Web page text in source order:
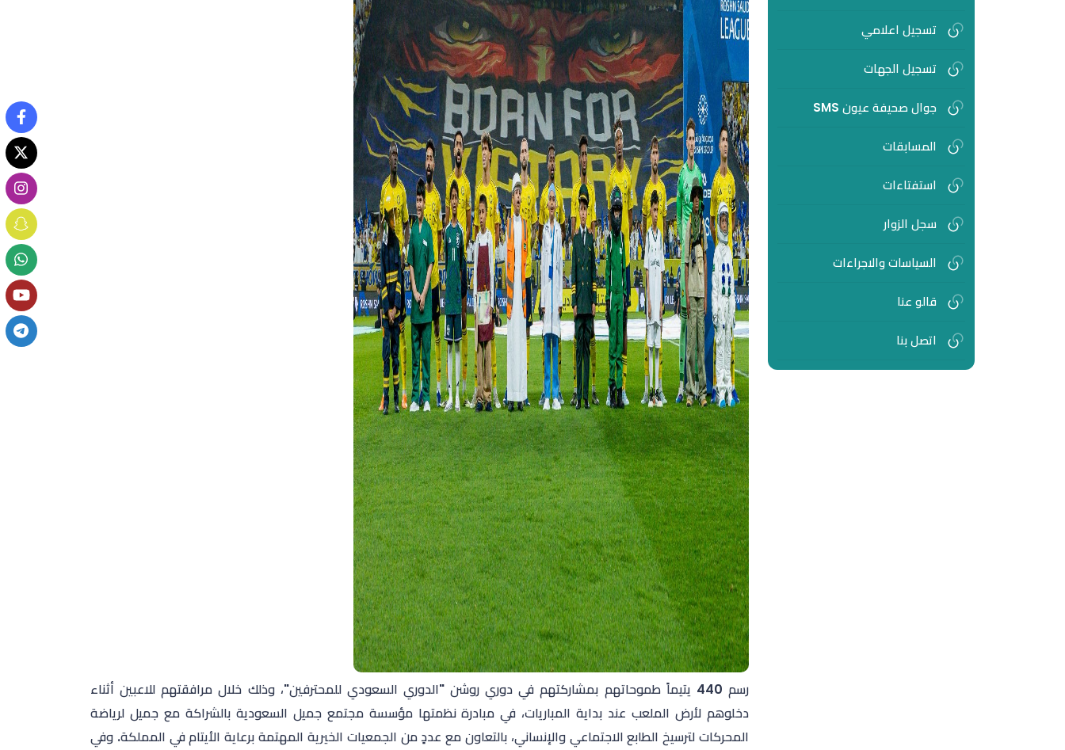
تسجيل اعلامي
تسجيل الجهات
جوال صحيفة عيون SMS
المسابقات
استفتاءات
سجل الزوار
السياسات والاجراءات
قالو عنا
اتصل بنا
رسم 440 يتيماً طموحاتهم بمشاركتهم في دوري روشن "الدوري السعودي للمحترفين"، وذلك خلال مرافقتهم للاعبين أثناء
دخلوهم لأرض الملعب عند بداية المباريات، في مبادرة نظمتها مؤسسة مجتمع جميل السعودية بالشراكة مع جميل لرياضة
المحركات لترسيخ الطابع الاجتماعي والإنساني، بالتعاون مع عددٍ من الجمعيات الخيرية المهتمة برعاية الأيتام في المملكة. وفي